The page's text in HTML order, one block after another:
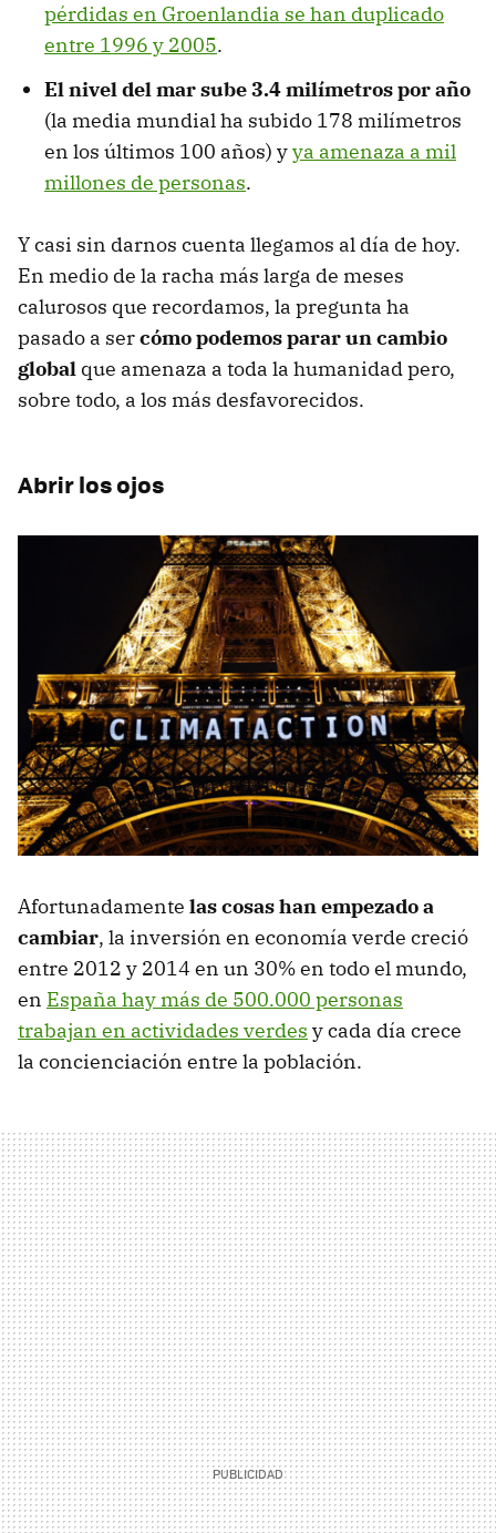
pérdidas en Groenlandia se han duplicado
entre 1996 y 2005.
El nivel del mar sube 3.4 milímetros por año
(la media mundial ha subido 178 milímetros
en los últimos 100 años) yya amenaza a mil
millones de personas.
Y casi sin darnos cuenta llegamos al día de hoy.
En medio de la racha más larga de meses
calurosos que recordamos, la pregunta ha
pasado a sercómo podemos parar un cambio
global que amenaza a toda la humanidad pero,
sobre todo, a los más desfavorecidos.
Abrir los ojos
Afortunadamente las cosas han empezado a
cambiar, la inversión en economía verde creció
entre 2012 y 2014 en un 30% en todo el mundo,
en España hay más de 500.000 personas
trabajan en actividades verdes y cada día crece
la concienciación entre la población.